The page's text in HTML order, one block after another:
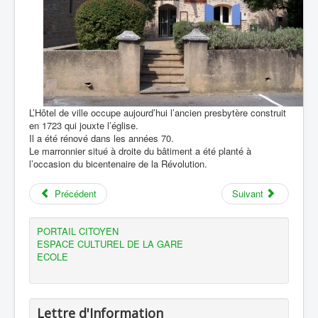
L’Hôtel de ville occupe aujourd’hui l’ancien presbytère construit
en 1723 qui jouxte l’église.
Il a été rénové dans les années 70.
Le marronnier situé à droite du bâtiment a été planté à
l’occasion du bicentenaire de la Révolution.
Précédent Suivant
PORTAIL CITOYEN
ESPACE CULTUREL DE LA GARE
ECOLE
Lettre d'Information